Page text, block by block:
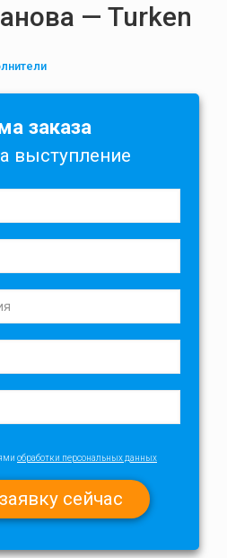
— Turken
заказа
выступление
обработки персональных данных